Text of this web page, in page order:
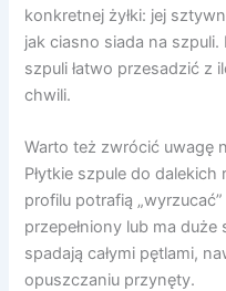
konkretnej żyłki: jej
jak ciasno siada na
szpuli łatwo przesadzić z
chwili.
Warto też zwrócić uwagę
Płytkie szpule do
profilu potrafią
przepełniony lub ma
spadają całymi pętlami,
opuszczaniu przynęty.